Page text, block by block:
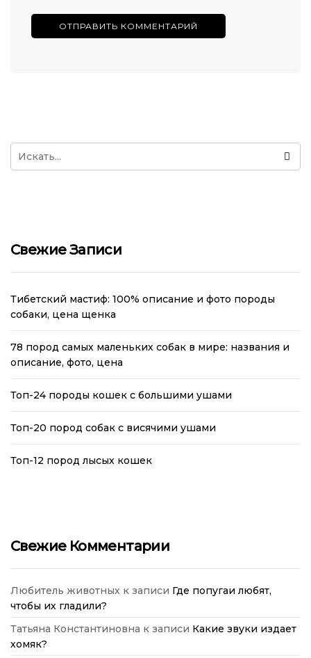
Свежие Записи
Тибетский мастиф: 100% описание и фото породы
собаки, цена щенка
78 пород самых маленьких собак в мире: названия и
описание, фото, цена
Топ-24 породы кошек с большими ушами
Топ-20 пород собак с висячими ушами
Топ-12 пород лысых кошек
Свежие Комментарии
Любитель животных к записи Где попугаи любят,
чтобы их гладили?
Татьяна Константиновна к записи Какие звуки издает
хомяк?